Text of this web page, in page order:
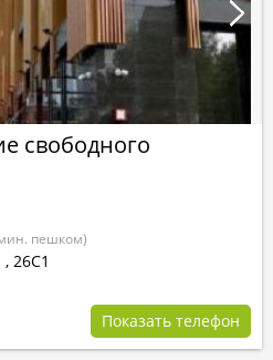
свободного
пешком)
, 26С1
Показать телефон